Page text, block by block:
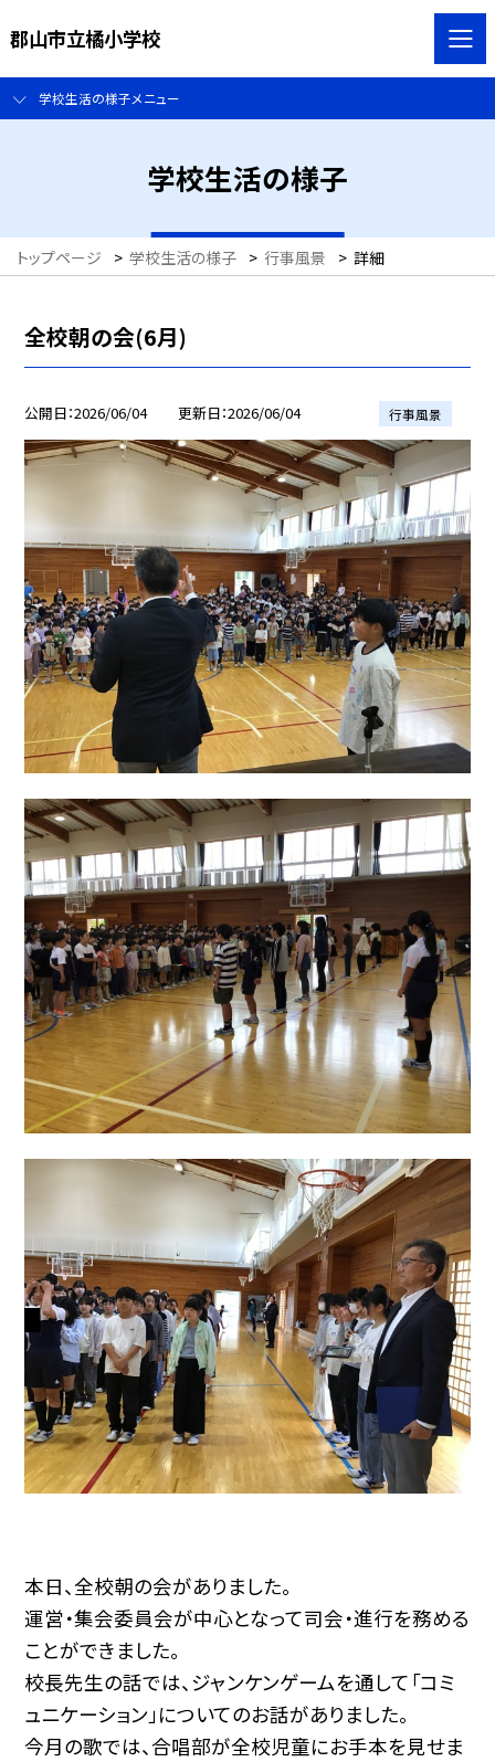
郡山市立橘小学校
学校生活の様子メニュー
学校生活の様子
トップページ > 学校生活の様子 > 行事風景 > 詳細
全校朝の会(6月)
公開日 2026/06/04 更新日 2026/06/04 行事風景
本日、全校朝の会がありました。
運営・集会委員会が中心となって司会・進行を務める
ことができました。
校長先生の話では、ジャンケンゲームを通して「コミ
ュニケーション」についてのお話がありました。
今月の歌では、合唱部が全校児童にお手本を見せま